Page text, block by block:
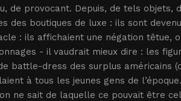
de provocant. Depuis, de tels
des boutiques de luxe : ils sont
: ils affichaient une négation têtue,
- il vaudrait mieux dire : les
battle-dress des surplus américains
à tous les jeunes gens de
ne sait de laquelle ce pouvait être